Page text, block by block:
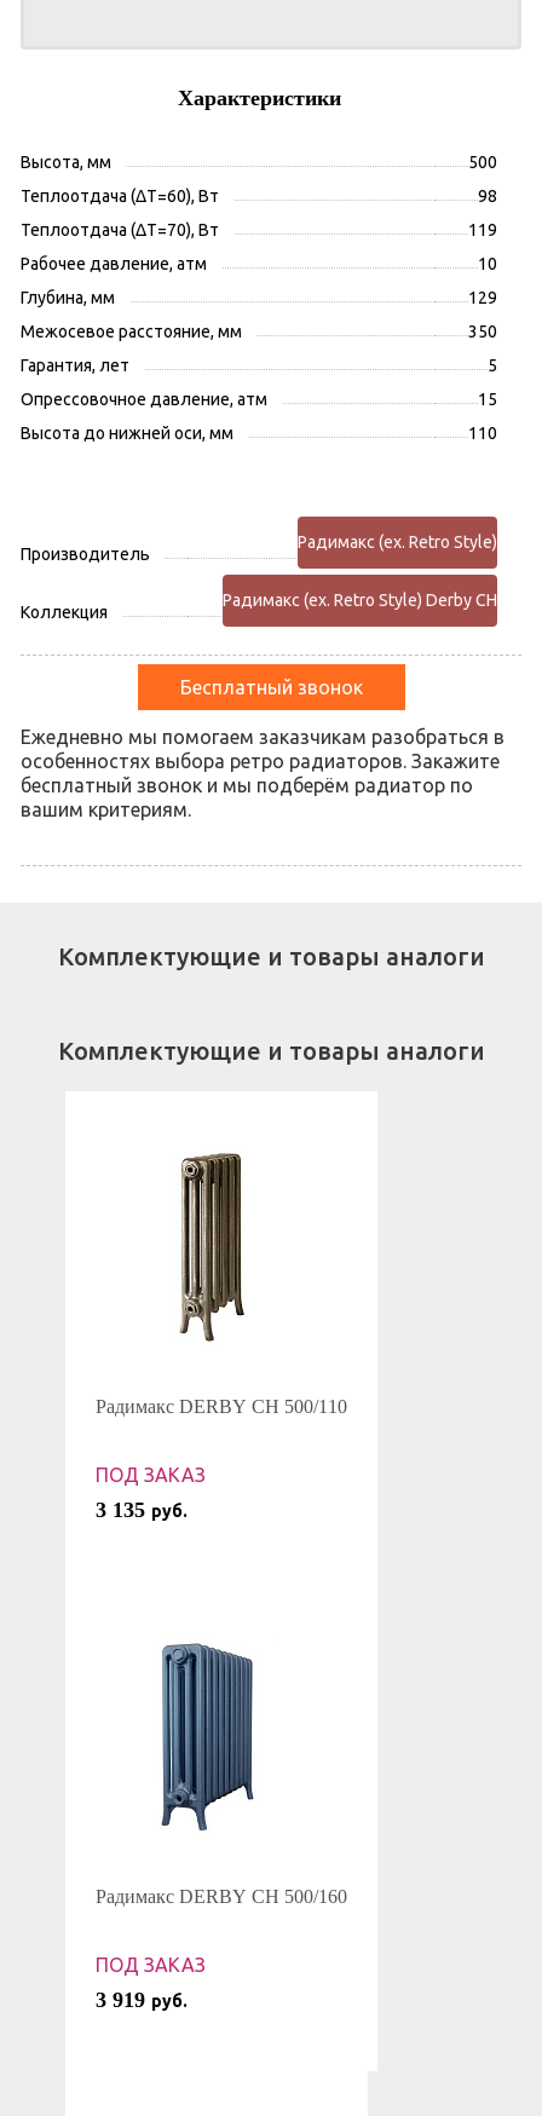
Характеристики
Высота, мм
500
Теплоотдача (ΔT=60), Вт
98
Теплоотдача (ΔT=70), Вт
119
Рабочее давление, атм
10
Глубина, мм
129
Межосевое расстояние, мм
350
Гарантия, лет
5
Опрессовочное давление, атм
15
Высота до нижней оси, мм
110
Производитель
Радимакс (ex. Retro Style)
Коллекция
Радимакс (ex. Retro Style) Derby CH
Бесплатный звонок
Ежедневно мы помогаем заказчикам разобраться в
особенностях выбора ретро радиаторов. Закажите
бесплатный звонок и мы подберём радиатор по
вашим критериям.
Комплектующие и товары аналоги
Комплектующие и товары аналоги
Радимакс DERBY CH 500/110
ПОД ЗАКАЗ
3 135 руб.
Радимакс DERBY CH 500/160
ПОД ЗАКАЗ
3 919 руб.